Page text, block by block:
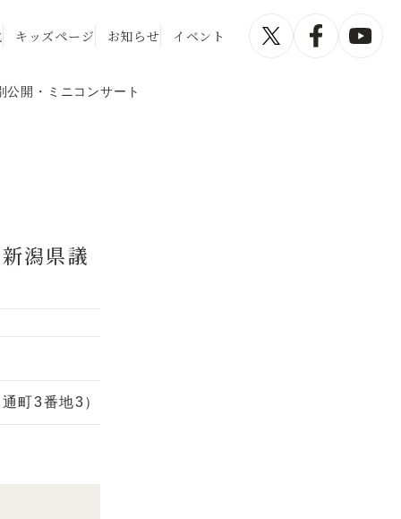
キッズページ お知らせ イベント
開・ミニコンサート
潟県議
町3番地3）